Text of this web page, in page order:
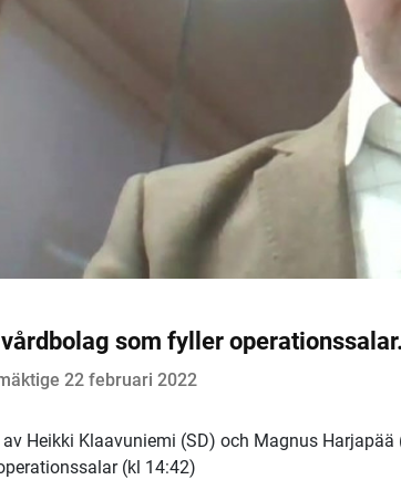
som fyller operationssalar.
22 februari 2022
Heikki Klaavuniemi (SD) och Magnus
(kl 14:42)